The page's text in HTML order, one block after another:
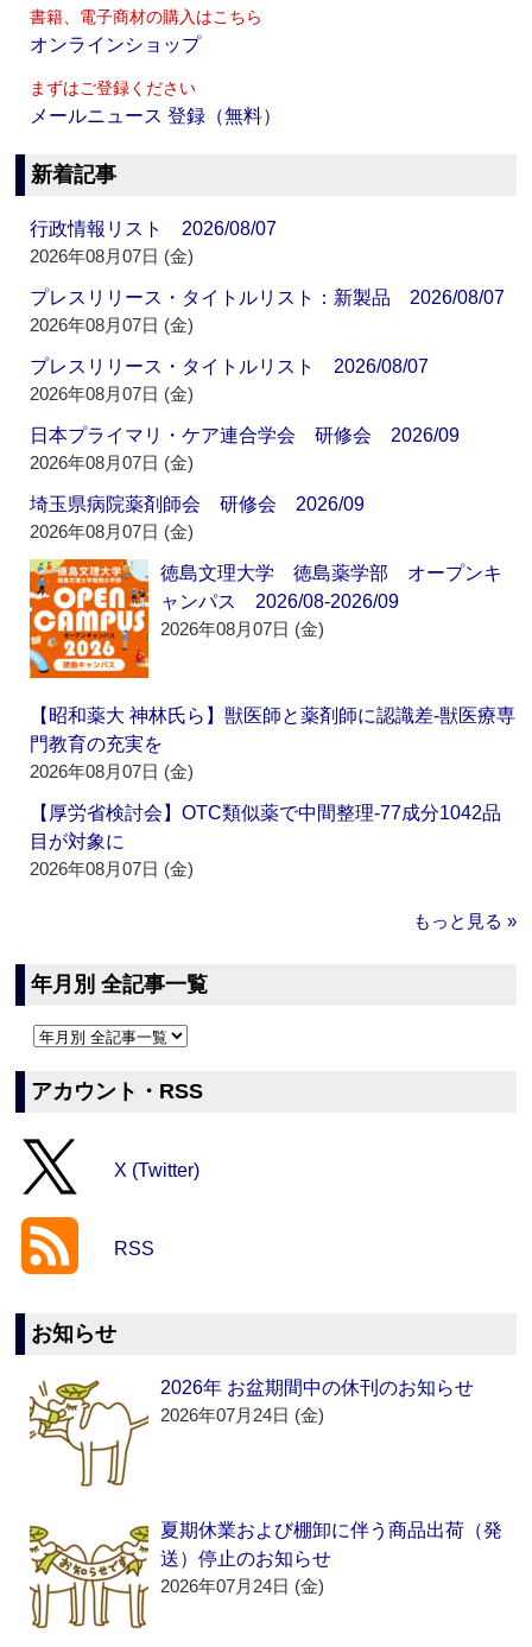
書籍、電子商材の購入はこちら
オンラインショップ
まずはご登録ください
メールニュース 登録（無料）
新着記事
行政情報リスト 2026/08/07
2026年08月07日 (金)
プレスリリース・タイトルリスト：新製品 2026/08/07
2026年08月07日 (金)
プレスリリース・タイトルリスト 2026/08/07
2026年08月07日 (金)
日本プライマリ・ケア連合学会 研修会 2026/09
2026年08月07日 (金)
埼玉県病院薬剤師会 研修会 2026/09
2026年08月07日 (金)
徳島文理大学 徳島薬学部 オープンキ
ャンパス 2026/08-2026/09
2026年08月07日 (金)
【昭和薬大 神林氏ら】獣医師と薬剤師に認識差‐獣医療専
門教育の充実を
2026年08月07日 (金)
【厚労省検討会】OTC類似薬で中間整理‐77成分1042品
目が対象に
2026年08月07日 (金)
もっと見る »
年月別 全記事一覧
アカウント・RSS
X (Twitter)
RSS
お知らせ
2026年 お盆期間中の休刊のお知らせ
2026年07月24日 (金)
夏期休業および棚卸に伴う商品出荷（発
送）停止のお知らせ
2026年07月24日 (金)